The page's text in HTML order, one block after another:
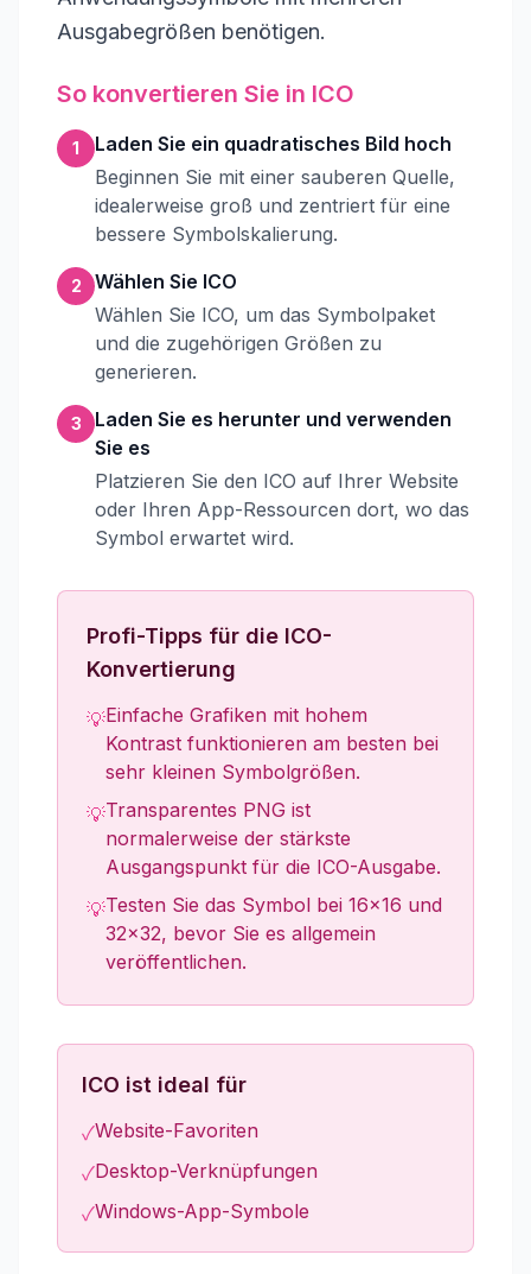
Ausgabegrößen benötigen.
So konvertieren Sie in ICO
1
Laden Sie ein quadratisches Bild hoch
Beginnen Sie mit einer sauberen Quelle,
idealerweise groß und zentriert für eine
bessere Symbolskalierung.
2
Wählen Sie ICO
Wählen Sie ICO, um das Symbolpaket
und die zugehörigen Größen zu
generieren.
3
Laden Sie es herunter und verwenden
Sie es
Platzieren Sie den ICO auf Ihrer Website
oder Ihren App-Ressourcen dort, wo das
Symbol erwartet wird.
Profi-Tipps für die ICO-
Konvertierung
💡Einfache Grafiken mit hohem
Kontrast funktionieren am besten bei
sehr kleinen Symbolgrößen.
💡Transparentes PNG ist
normalerweise der stärkste
Ausgangspunkt für die ICO-Ausgabe.
💡Testen Sie das Symbol bei 16x16 und
32x32, bevor Sie es allgemein
veröffentlichen.
ICO ist ideal für
✓Website-Favoriten
✓Desktop-Verknüpfungen
✓Windows-App-Symbole